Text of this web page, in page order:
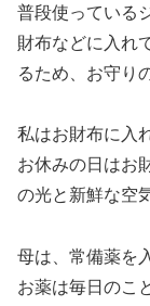
普段使っている
財布などに入れ
るため、お守り
私はお財布に入
お休みの日はお
の光と新鮮な空
母は、常備薬を
お薬は毎日のこ